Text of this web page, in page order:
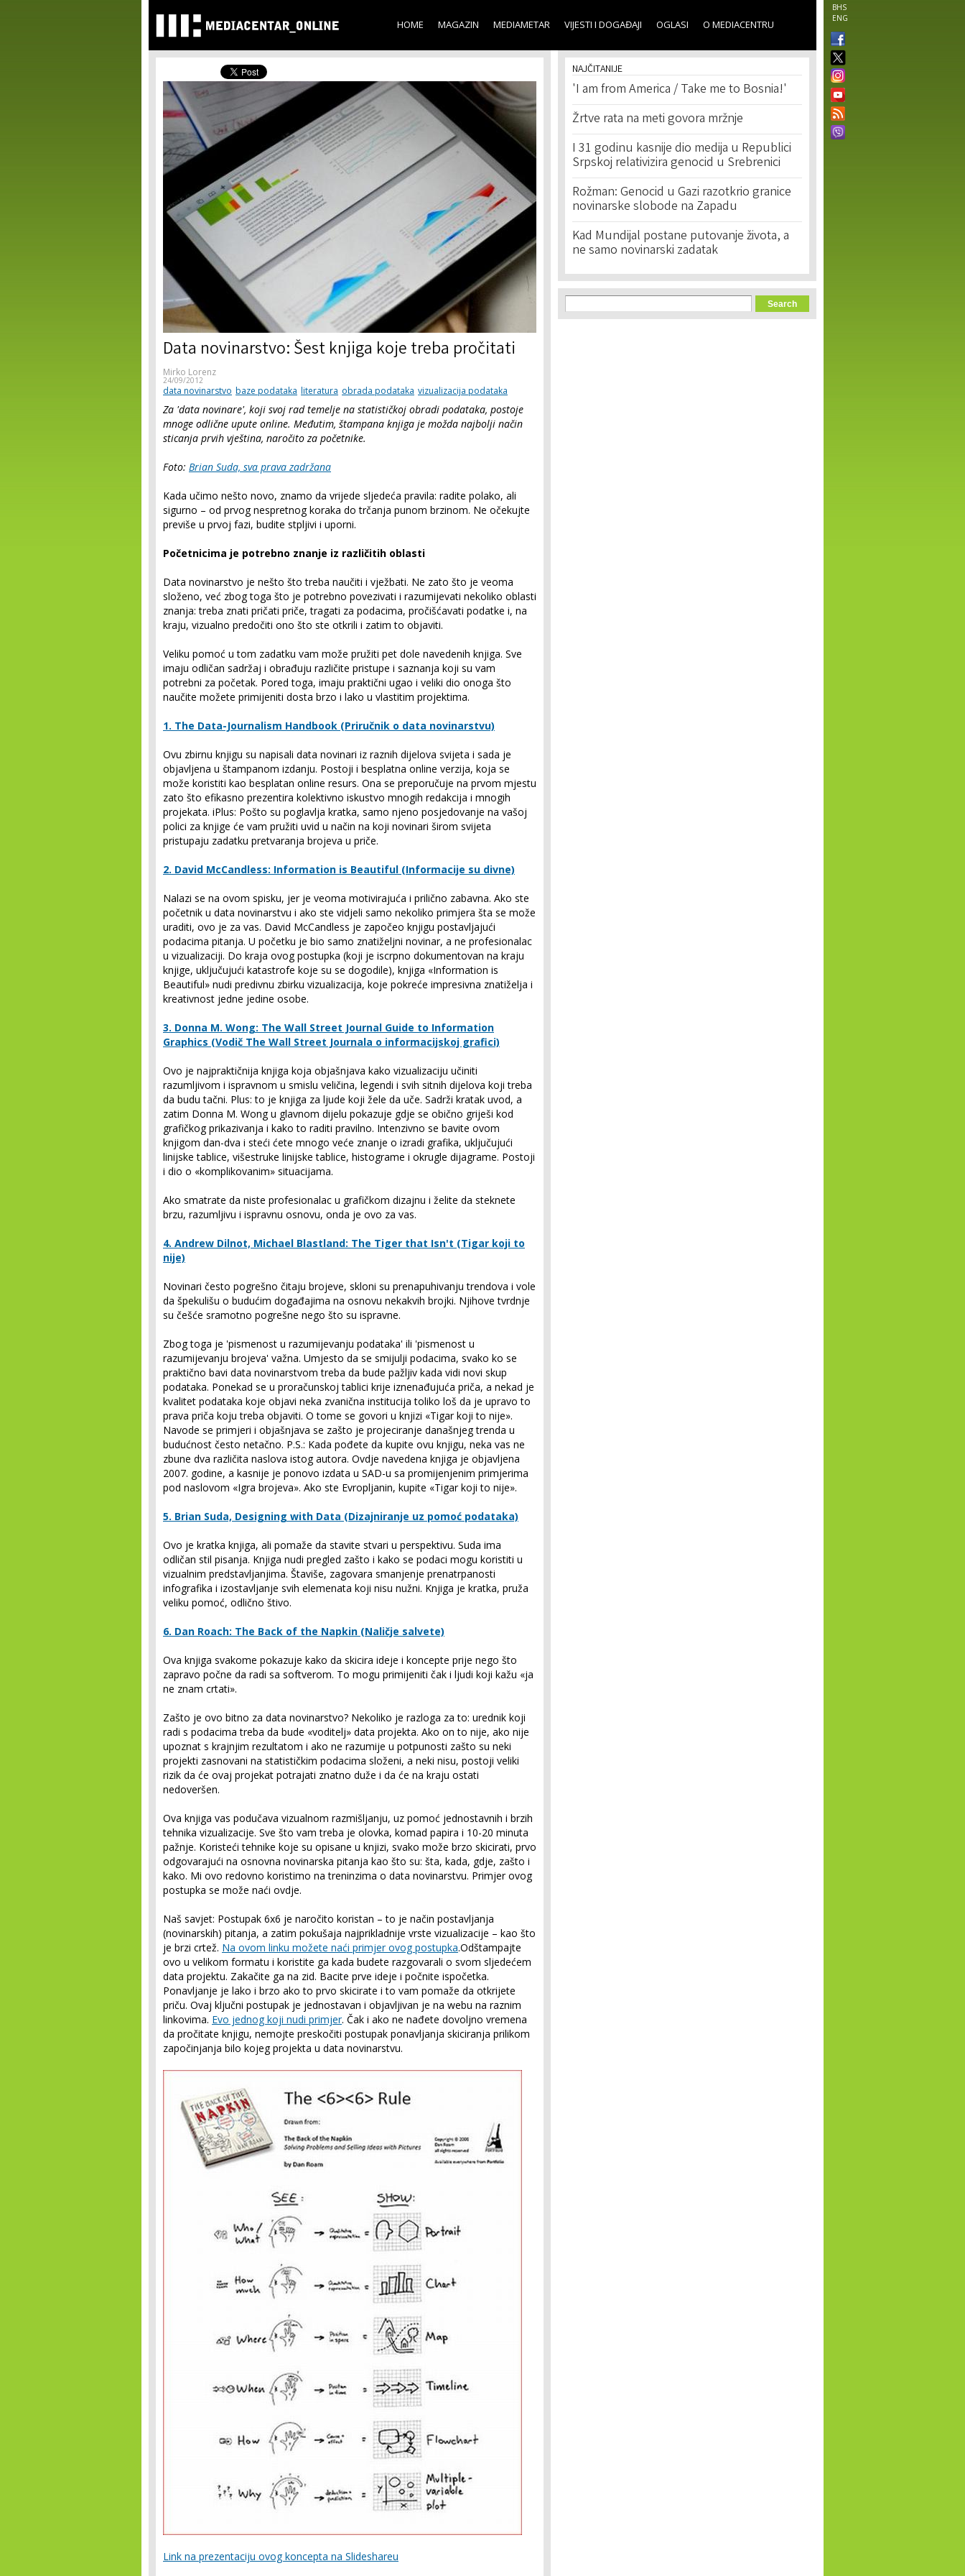
main
content
BHS
ENG
HOME MAGAZIN MEDIAMETAR VIJESTI I DOGAĐAJI OGLASI O MEDIACENTRU
Data novinarstvo: Šest knjiga koje treba pročitati
Mirko Lorenz
24/09/2012
data novinarstvo baze podataka literatura obrada podataka vizualizacija podataka
Za 'data novinare', koji svoj rad temelje na statističkoj obradi podataka, postoje
mnoge odlične upute online. Međutim, štampana knjiga je možda najbolji način
sticanja prvih vještina, naročito za početnike.
Foto: Brian Suda, sva prava zadržana
Kada učimo nešto novo, znamo da vrijede sljedeća pravila: radite polako, ali
sigurno – od prvog nespretnog koraka do trčanja punom brzinom. Ne očekujte
previše u prvoj fazi, budite stpljivi i uporni.
Početnicima je potrebno znanje iz različitih oblasti
Data novinarstvo je nešto što treba naučiti i vježbati. Ne zato što je veoma
složeno, već zbog toga što je potrebno povezivati i razumijevati nekoliko oblasti
znanja: treba znati pričati priče, tragati za podacima, pročišćavati podatke i, na
kraju, vizualno predočiti ono što ste otkrili i zatim to objaviti.
Veliku pomoć u tom zadatku vam može pružiti pet dole navedenih knjiga. Sve
imaju odličan sadržaj i obrađuju različite pristupe i saznanja koji su vam
potrebni za početak. Pored toga, imaju praktični ugao i veliki dio onoga što
naučite možete primijeniti dosta brzo i lako u vlastitim projektima.
1. The Data-Journalism Handbook (Priručnik o data novinarstvu)
Ovu zbirnu knjigu su napisali data novinari iz raznih dijelova svijeta i sada je
objavljena u štampanom izdanju. Postoji i besplatna online verzija, koja se
može koristiti kao besplatan online resurs. Ona se preporučuje na prvom mjestu
zato što efikasno prezentira kolektivno iskustvo mnogih redakcija i mnogih
projekata. iPlus: Pošto su poglavlja kratka, samo njeno posjedovanje na vašoj
polici za knjige će vam pružiti uvid u način na koji novinari širom svijeta
pristupaju zadatku pretvaranja brojeva u priče.
2. David McCandless: Information is Beautiful (Informacije su divne)
Nalazi se na ovom spisku, jer je veoma motivirajuća i prilično zabavna. Ako ste
početnik u data novinarstvu i ako ste vidjeli samo nekoliko primjera šta se može
uraditi, ovo je za vas. David McCandless je započeo knjigu postavljajući
podacima pitanja. U početku je bio samo znatiželjni novinar, a ne profesionalac
u vizualizaciji. Do kraja ovog postupka (koji je iscrpno dokumentovan na kraju
knjige, uključujući katastrofe koje su se dogodile), knjiga «Information is
Beautiful» nudi predivnu zbirku vizualizacija, koje pokreće impresivna znatiželja i
kreativnost jedne jedine osobe.
3. Donna M. Wong: The Wall Street Journal Guide to Information
Graphics (Vodič The Wall Street Journala o informacijskoj grafici)
Ovo je najpraktičnija knjiga koja objašnjava kako vizualizaciju učiniti
razumljivom i ispravnom u smislu veličina, legendi i svih sitnih dijelova koji treba
da budu tačni. Plus: to je knjiga za ljude koji žele da uče. Sadrži kratak uvod, a
zatim Donna M. Wong u glavnom dijelu pokazuje gdje se obično griješi kod
grafičkog prikazivanja i kako to raditi pravilno. Intenzivno se bavite ovom
knjigom dan-dva i steći ćete mnogo veće znanje o izradi grafika, uključujući
linijske tablice, višestruke linijske tablice, histograme i okrugle dijagrame. Postoji
i dio o «komplikovanim» situacijama.
Ako smatrate da niste profesionalac u grafičkom dizajnu i želite da steknete
brzu, razumljivu i ispravnu osnovu, onda je ovo za vas.
4. Andrew Dilnot, Michael Blastland: The Tiger that Isn't (Tigar koji to
nije)
Novinari često pogrešno čitaju brojeve, skloni su prenapuhivanju trendova i vole
da špekulišu o budućim događajima na osnovu nekakvih brojki. Njihove tvrdnje
su češće sramotno pogrešne nego što su ispravne.
Zbog toga je 'pismenost u razumijevanju podataka' ili 'pismenost u
razumijevanju brojeva' važna. Umjesto da se smijulji podacima, svako ko se
praktično bavi data novinarstvom treba da bude pažljiv kada vidi novi skup
podataka. Ponekad se u proračunskoj tablici krije iznenađujuća priča, a nekad je
kvalitet podataka koje objavi neka zvanična institucija toliko loš da je upravo to
prava priča koju treba objaviti. O tome se govori u knjizi «Tigar koji to nije».
Navode se primjeri i objašnjava se zašto je projeciranje današnjeg trenda u
budućnost često netačno. P.S.: Kada pođete da kupite ovu knjigu, neka vas ne
zbune dva različita naslova istog autora. Ovdje navedena knjiga je objavljena
2007. godine, a kasnije je ponovo izdata u SAD-u sa promijenjenim primjerima
pod naslovom «Igra brojeva». Ako ste Evropljanin, kupite «Tigar koji to nije».
5. Brian Suda, Designing with Data (Dizajniranje uz pomoć podataka)
Ovo je kratka knjiga, ali pomaže da stavite stvari u perspektivu. Suda ima
odličan stil pisanja. Knjiga nudi pregled zašto i kako se podaci mogu koristiti u
vizualnim predstavljanjima. Štaviše, zagovara smanjenje prenatrpanosti
infografika i izostavljanje svih elemenata koji nisu nužni. Knjiga je kratka, pruža
veliku pomoć, odlično štivo.
6. Dan Roach: The Back of the Napkin (Naličje salvete)
Ova knjiga svakome pokazuje kako da skicira ideje i koncepte prije nego što
zapravo počne da radi sa softverom. To mogu primijeniti čak i ljudi koji kažu «ja
ne znam crtati».
Zašto je ovo bitno za data novinarstvo? Nekoliko je razloga za to: urednik koji
radi s podacima treba da bude «voditelj» data projekta. Ako on to nije, ako nije
upoznat s krajnjim rezultatom i ako ne razumije u potpunosti zašto su neki
projekti zasnovani na statističkim podacima složeni, a neki nisu, postoji veliki
rizik da će ovaj projekat potrajati znatno duže i da će na kraju ostati
nedoveršen.
Ova knjiga vas podučava vizualnom razmišljanju, uz pomoć jednostavnih i brzih
tehnika vizualizacije. Sve što vam treba je olovka, komad papira i 10-20 minuta
pažnje. Koristeći tehnike koje su opisane u knjizi, svako može brzo skicirati, prvo
odgovarajući na osnovna novinarska pitanja kao što su: šta, kada, gdje, zašto i
kako. Mi ovo redovno koristimo na treninzima o data novinarstvu. Primjer ovog
postupka se može naći ovdje.
Naš savjet: Postupak 6x6 je naročito koristan – to je način postavljanja
(novinarskih) pitanja, a zatim pokušaja najprikladnije vrste vizualizacije – kao što
je brzi crtež. Na ovom linku možete naći primjer ovog postupka.Odštampajte
ovo u velikom formatu i koristite ga kada budete razgovarali o svom sljedećem
data projektu. Zakačite ga na zid. Bacite prve ideje i počnite ispočetka.
Ponavljanje je lako i brzo ako to prvo skicirate i to vam pomaže da otkrijete
priču. Ovaj ključni postupak je jednostavan i objavljivan je na webu na raznim
linkovima. Evo jednog koji nudi primjer. Čak i ako ne nađete dovoljno vremena
da pročitate knjigu, nemojte preskočiti postupak ponavljanja skiciranja prilikom
započinjanja bilo kojeg projekta u data novinarstvu.
Link na prezentaciju ovog koncepta na Slideshareu
NAJČITANIJE
'I am from America / Take me to Bosnia!'
Žrtve rata na meti govora mržnje
I 31 godinu kasnije dio medija u Republici
Srpskoj relativizira genocid u Srebrenici
Rožman: Genocid u Gazi razotkrio granice
novinarske slobode na Zapadu
Kad Mundijal postane putovanje života, a
ne samo novinarski zadatak
Search form
Search